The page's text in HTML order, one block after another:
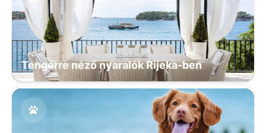
Tengerre néző nyaralók Rijeka-ben